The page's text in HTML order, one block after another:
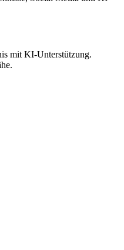
mit KI-Unterstützung.